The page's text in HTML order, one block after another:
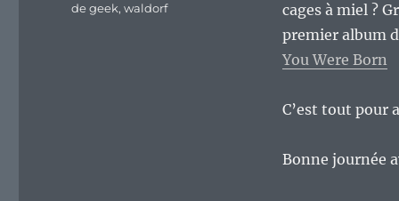
cages à miel ?
premier album
You Were Born
C’est tout pour
Bonne journée
de geek,waldorf